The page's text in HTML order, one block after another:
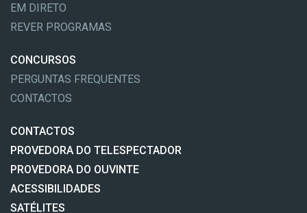
EM DIRETO
REVER PROGRAMAS
CONCURSOS
PERGUNTAS FREQUENTES
CONTACTOS
CONTACTOS
PROVEDORA DO TELESPECTADOR
PROVEDORA DO OUVINTE
ACESSIBILIDADES
SATÉLITES